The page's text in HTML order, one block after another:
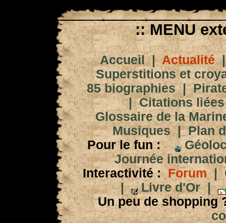
:: MENU
Accueil|Actualité
Superstitions et
85 biographies|
|Citations
Glossaire de la
Musiques|Plan
Pour le fun :
Journée
Interactivité : Forum|
|
Livre d'Or|
Un peu de shopping